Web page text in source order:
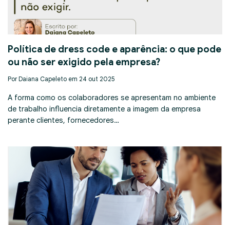
Política de dress code e aparência: o que pode
ou não ser exigido pela empresa?
Por Daiana Capeleto em 24 out 2025
A forma como os colaboradores se apresentam no ambiente
de trabalho influencia diretamente a imagem da empresa
perante clientes, fornecedores…